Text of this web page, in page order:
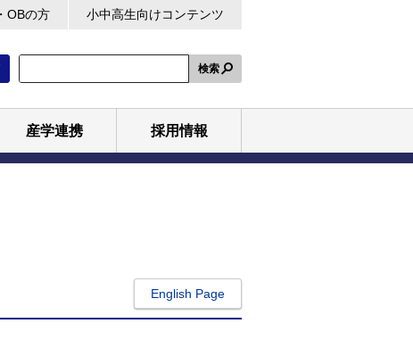
OBの方 小中高生向けコンテンツ
検索
産学連携 採用情報
English Page